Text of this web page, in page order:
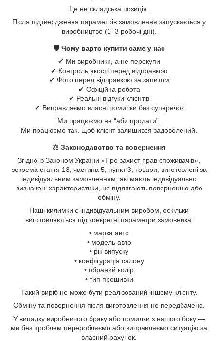
Це не складська позиція.
Після підтвердження параметрів замовлення запускається у
виробництво (1–3 робочі дні).
🛡 Чому варто купити саме у нас
✔ Ми виробники, а не перекупи
✔ Контроль якості перед відправкою
✔ Фото перед відправкою за запитом
✔ Офіційна робота
✔ Реальні відгуки клієнтів
✔ Виправляємо власні помилки без суперечок
Ми працюємо не “аби продати”.
Ми працюємо так, щоб клієнт залишився задоволений.
⚖ Законодавство та повернення
Згідно із Законом України «Про захист прав споживачів»,
зокрема стаття 13, частина 5, пункт 3, товари, виготовлені за
індивідуальним замовленням, які мають індивідуально
визначені характеристики, не підлягають поверненню або
обміну.
Наші килимки є індивідуальним виробом, оскільки
виготовляються під конкретні параметри замовника:
• марка авто
• модель авто
• рік випуску
• конфігурація салону
• обраний колір
• тип прошивки
Такий виріб не може бути реалізований іншому клієнту.
Обміну та повернення після виготовлення не передбачено.
У випадку виробничого браку або помилки з нашого боку —
ми без проблем переробляємо або виправляємо ситуацію за
власний рахунок.